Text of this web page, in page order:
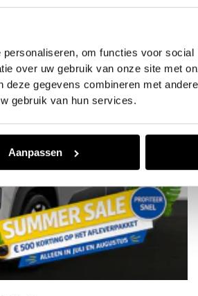
om functies voor
over uw gebruik van onze site met
gegevens combineren met
gebruik van hun services.
Aanpassen